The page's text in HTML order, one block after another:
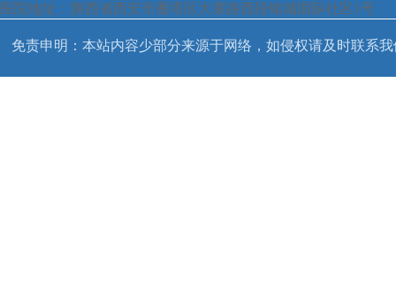
医院地址：陕西省西安市雁塔区大寨路西段铭城国际社区1号
免责申明：本站内容少部分来源于网络，如侵权请及时联系